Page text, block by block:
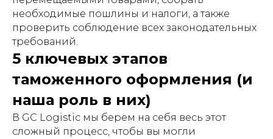
необходимые пошлины и налоги, а также
проверить соблюдение всех законодательных
требований.
5 ключевых этапов
таможенного оформления (и
наша роль в них)
В GC Logistic мы берем на себя весь этот
сложный процесс, чтобы вы могли